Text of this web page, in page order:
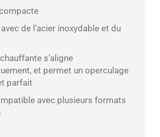
de l’acier inoxydable et du
s’aligne
et permet un operculage
parfait
avec plusieurs formats